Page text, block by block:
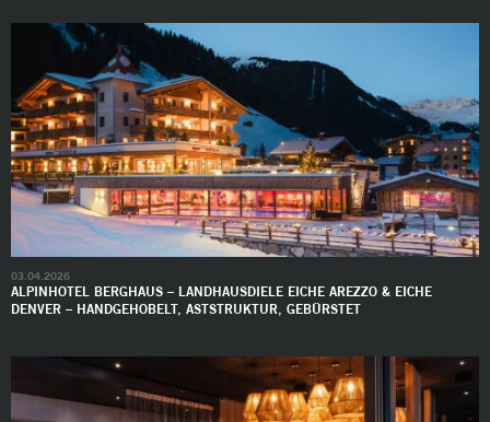
ALPINHOTEL BERGHAUS – LANDHAUSDIELE EICHE AREZZO & EICHE
DENVER – HANDGEHOBELT, ASTSTRUKTUR, GEBÜRSTET
03.04.2026